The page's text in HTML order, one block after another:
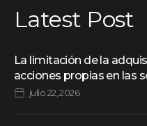
Latest Post
La limitación de la
acciones propias en las
julio 22, 2026